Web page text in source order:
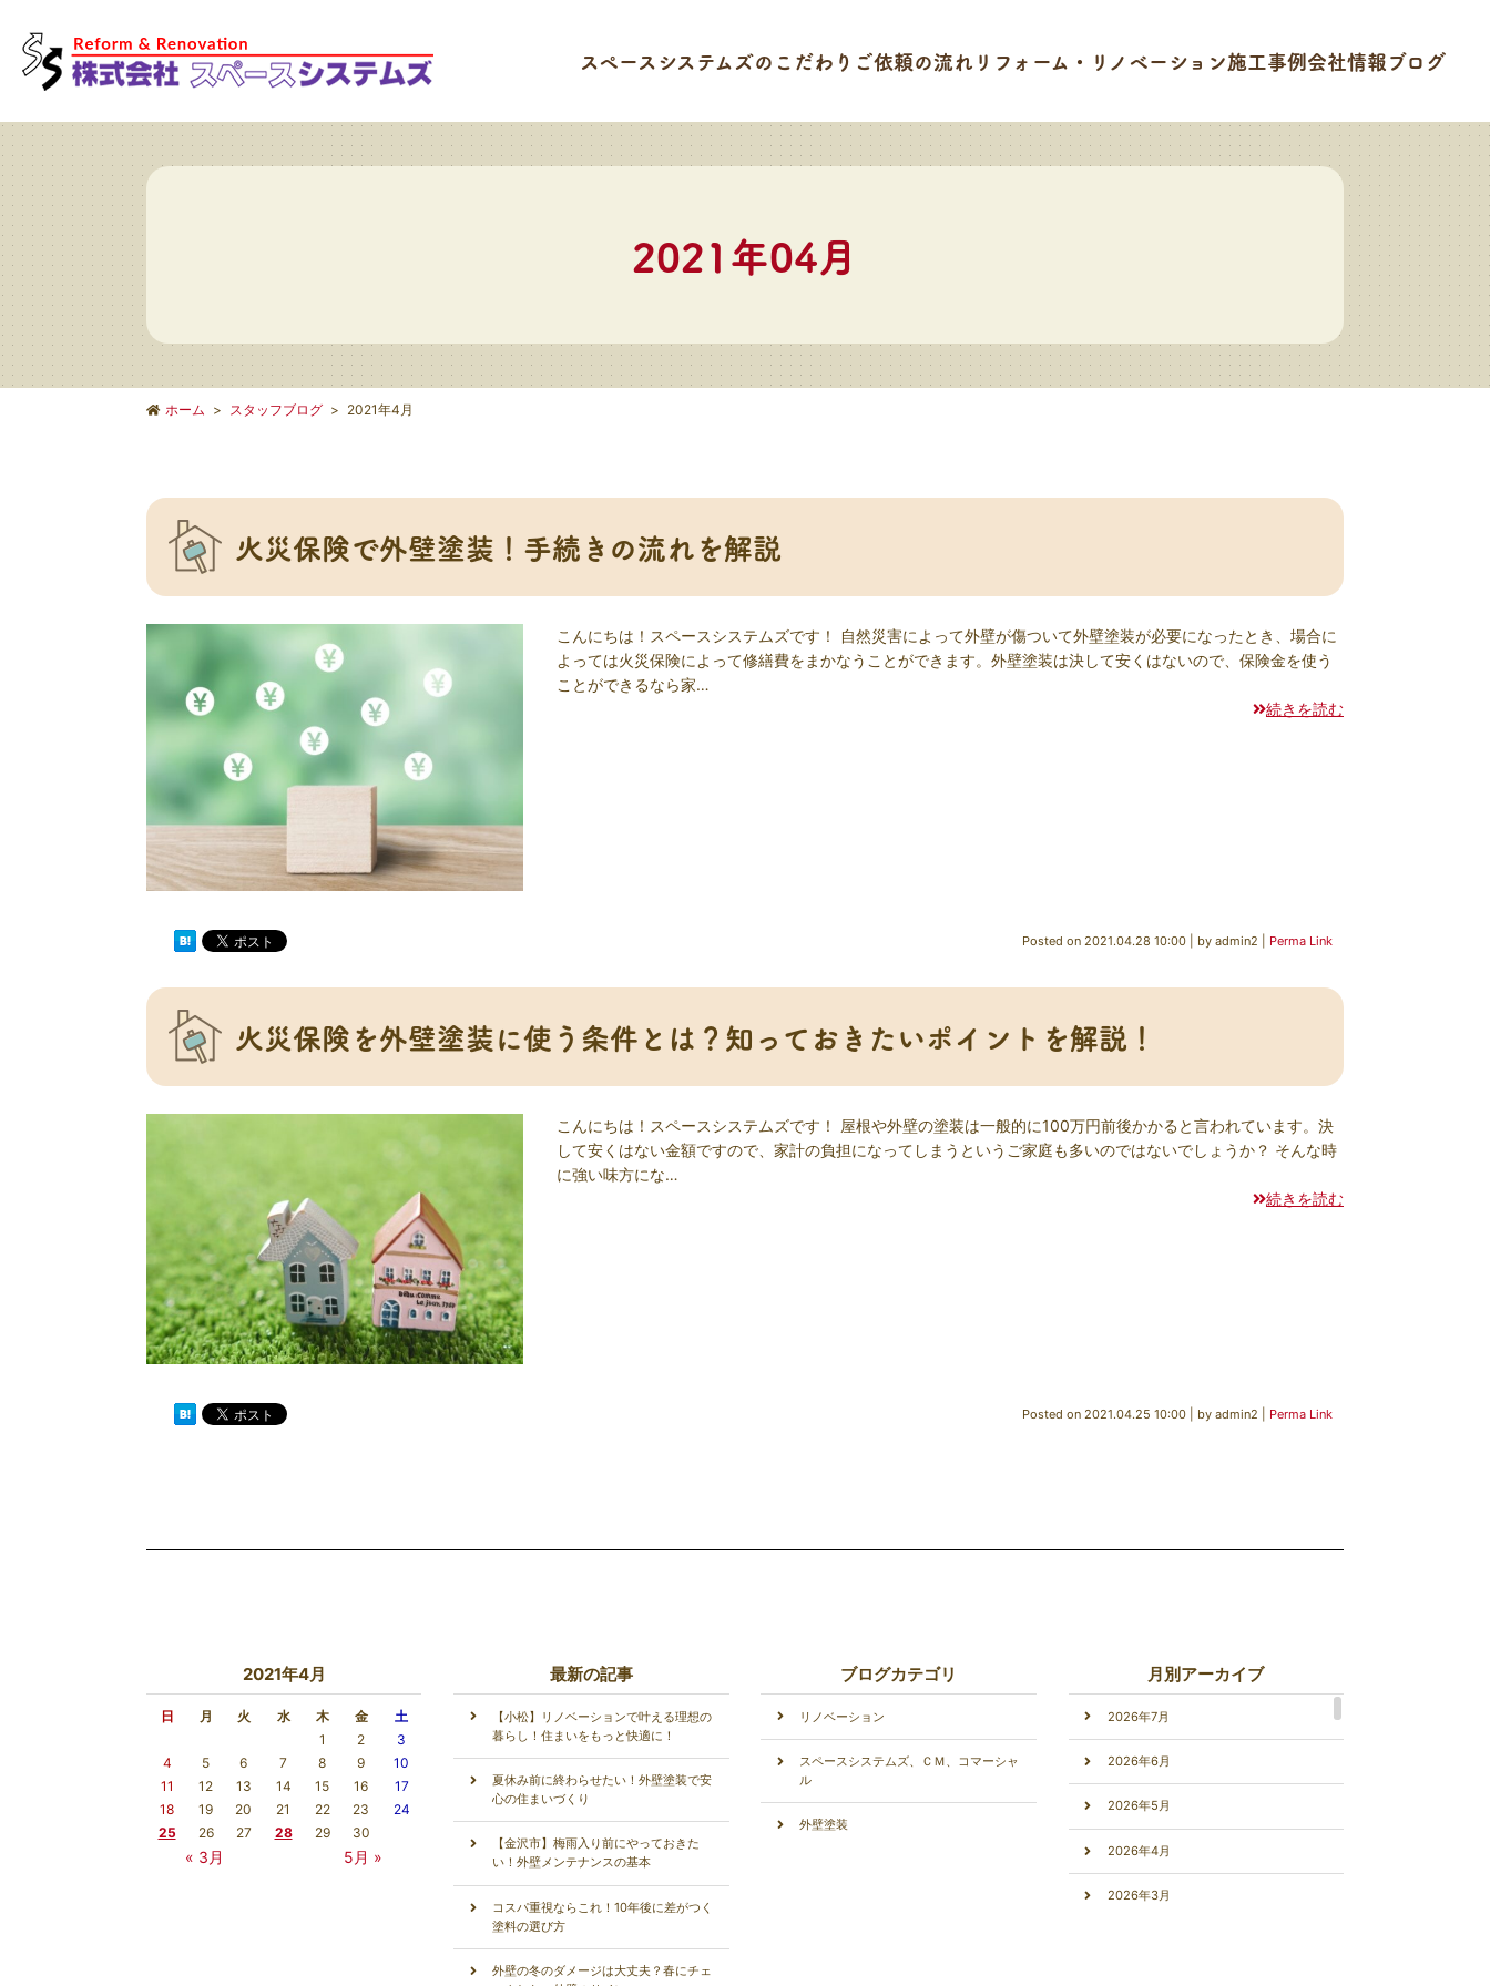
スペースシステムズのこだわり ご依頼の流れ リフォーム・リノベーション施工事例会社情報ブログ
2021年04月
ホーム スタッフブログ 2021年4月
火災保険で外壁塗装！手続きの流れを解説
こんにちは！スペースシステムズです！ 自然災害によって外壁が傷ついて外壁塗装が必要になったとき、場合に
よっては火災保険によって修繕費をまかなうことができます。外壁塗装は決して安くはないので、保険金を使う
ことができるなら家…
続きを読む
Posted on 2021.04.28 10:00| by admin2 Perma Link
火災保険を外壁塗装に使う条件とは？知っておきたいポイントを解説！
こんにちは！スペースシステムズです！ 屋根や外壁の塗装は一般的に100万円前後かかると言われています。決
して安くはない金額ですので、家計の負担になってしまうというご家庭も多いのではないでしょうか？ そんな時
に強い味方にな…
続きを読む
Posted on 2021.04.25 10:00| by admin2 Perma Link
2021年4月
日 月 火 水 木 金 土
« 3月 5月 »
1 2
3
4
5 6 7 8 9
10
11
12 13 14 15 16
17
18
19 20 21 22 23
24
25
26 27 28 29 30
最新の記事
【小松】リノベーションで叶える理想の
暮らし！住まいをもっと快適に！
夏休み前に終わらせたい！外壁塗装で安
心の住まいづくり
【金沢市】梅雨入り前にやっておきた
い！外壁メンテナンスの基本
コスパ重視ならこれ！10年後に差がつく
塗料の選び方
外壁の冬のダメージは大丈夫？春にチェ
ブログカテゴリ
リノベーション
スペースシステムズ、ＣＭ、コマーシャ
ル
外壁塗装
月別アーカイブ
2026年7月
2026年6月
2026年5月
2026年4月
2026年3月